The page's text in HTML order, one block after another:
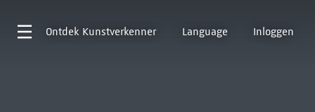
Ontdek Kunstverkenner Language Inloggen